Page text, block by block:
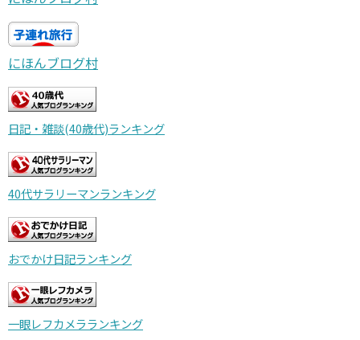
にほんブログ村
日記・雑談(40歳代)ランキング
40代サラリーマンランキング
おでかけ日記ランキング
一眼レフカメラランキング